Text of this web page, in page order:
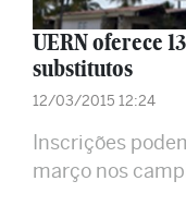
UERN oferece
substitutos
12/03/2015 12:24
Inscrições
março nos